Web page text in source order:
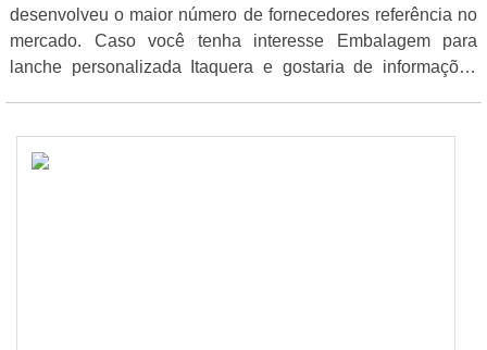
desenvolveu o maior número de fornecedores referência no
mercado. Caso você tenha interesse Embalagem para
lanche personalizada Itaquera e gostaria de informações